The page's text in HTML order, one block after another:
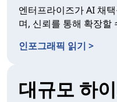
엔터프라이즈가 AI 채
며, 신뢰를 통해 확장할
인포그래픽 읽기 >
대규모 하